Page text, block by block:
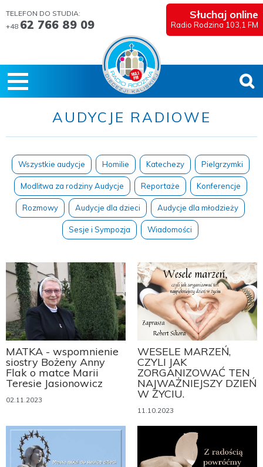
TELEFON DO STUDIA:
+48 62 766 89 09
Słuchaj online
Radio Rodzina 103,1 FM
AUDYCJE RADIOWE
Wszystkie audycje Homilie Katechezy Pielgrzymki
Modlitwa za rodziny Audycje Reportaże Konferencje
Rozmowy Audycje dla dzieci Audycje dla młodzieży
Sesje i Sympozja Wiadomości
MATKA - wspomnienie
siostry Bożeny Anny
Flak o matce Marii
Teresie Jasionowicz
02.11.2023
WESELE MARZEŃ,
CZYLI JAK
ZORGANIZOWAĆ TEN
NAJWAŻNIEJSZY DZIEŃ
W ŻYCIU.
11.10.2023